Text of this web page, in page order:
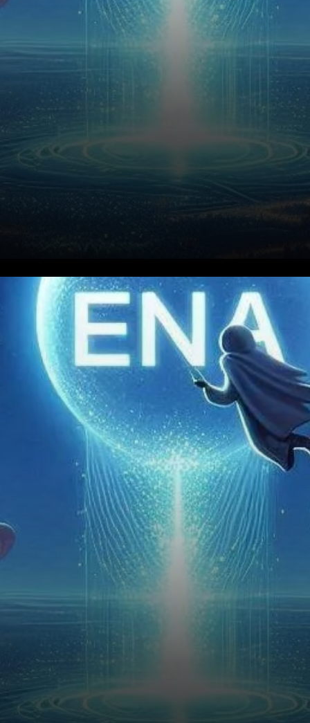
Ethena, la plateforme de
finance décentralisée (DeFi),
connaît une notable
résurgence d’activité alors
que les volumes d’ENA ont
fortement augmenté,…